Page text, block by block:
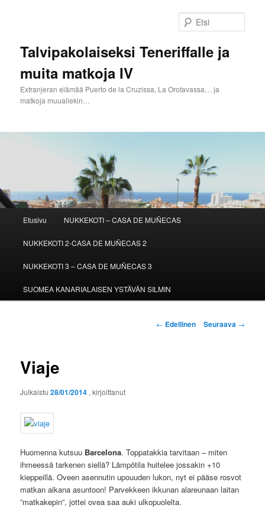
Talvipakolaiseksi Teneriffalle ja
muita matkoja IV
Extranjeran elämää Puerto de la Cruzissa, La Orotavassa… ja
matkoja muuallekin…
Etusivu NUKKEKOTI – CASA DE MUÑECAS
NUKKEKOTI 2-CASA DE MUÑECAS 2
NUKKEKOTI 3 – CASA DE MUÑECAS 3
SUOMEA KANARIALAISEN YSTÄVÄN SILMIN
Artikkelien
← Edellinen Seuraava →
Viaje
Julkaistu28/01/2014 , kirjoittanut
Huomenna kutsuu Barcelona. Toppatakkia tarvitaan – miten
ihmeessä tarkenen siellä? Lämpötila huitelee jossakin +10
kieppeillä. Oveen asennutin upouuden lukon, nyt ei pääse rosvot
matkan aikana asuntoon! Parvekkeen ikkunan alareunaan laitan
”matkakepin”, jottei ovea saa auki ulkopuolelta.